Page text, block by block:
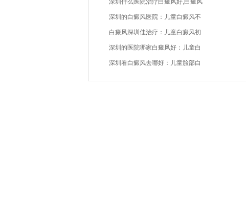
深圳什么医院治疗白癜风好,白癜风
深圳的白癜风医院：儿童白癜风不
白癜风深圳佳治疗：儿童白癜风初
深圳的医院哪家白癜风好：儿童白
深圳看白癜风去哪好：儿童脸部白